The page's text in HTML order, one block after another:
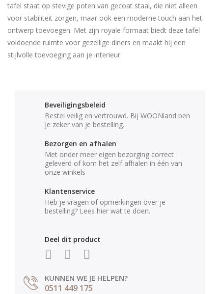
tafel staat op stevige poten van gecoat staal, die niet alleen
voor stabiliteit zorgen, maar ook een moderne touch aan het
ontwerp toevoegen. Met zijn royale formaat biedt deze tafel
voldoende ruimte voor gezellige diners en maakt hij een
stijlvolle toevoeging aan je interieur.
Beveiligingsbeleid
Bestel veilig en vertrouwd. Bij WOONland ben
je zeker van je bestelling.
Bezorgen en afhalen
Met onder meer eigen bezorging correct
geleverd of kom het zelf afhalen in één van
onze winkels
Klantenservice
Heb je vragen of opmerkingen over je
bestelling? Lees hier wat te doen.
Deel dit product
KUNNEN WE JE HELPEN?
0511 449 175